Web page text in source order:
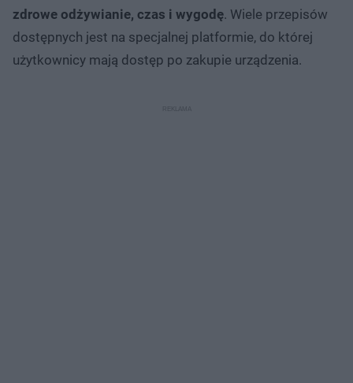
zdrowe odżywianie, czas i wygodę. Wiele przepisów
dostępnych jest na specjalnej platformie, do której
użytkownicy mają dostęp po zakupie urządzenia.